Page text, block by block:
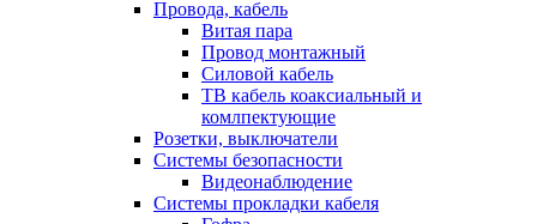
Провода, кабель
Витая пара
Провод монтажный
Силовой кабель
ТВ кабель коаксиальный и
комлпектующие
Розетки, выключатели
Системы безопасности
Видеонаблюдение
Системы прокладки кабеля